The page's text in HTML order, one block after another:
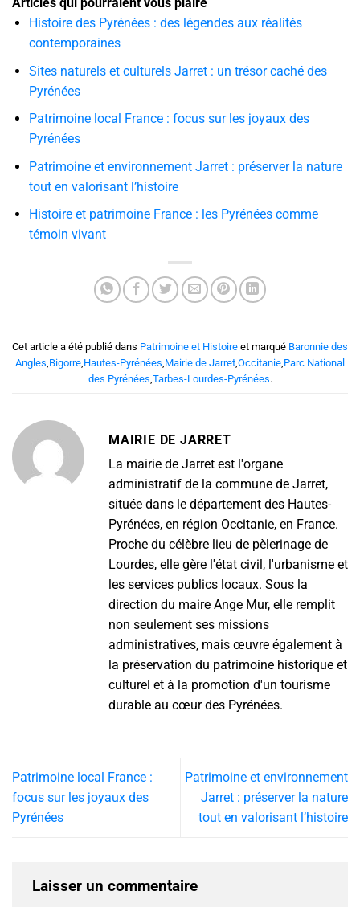
Histoire des Pyrénées : des légendes aux réalités
contemporaines
Sites naturels et culturels Jarret : un trésor caché des
Pyrénées
Patrimoine local France : focus sur les joyaux des
Pyrénées
Patrimoine et environnement Jarret : préserver la nature
tout en valorisant l’histoire
Histoire et patrimoine France : les Pyrénées comme
témoin vivant
Cet article a été publié dans Patrimoine et Histoire et marqué Baronnie des
Angles Bigorre Hautes-Pyrénées Mairie de Jarret Occitanie Parc National
des Pyrénées Tarbes-Lourdes-Pyrénées.
MAIRIE DE JARRET
La mairie de Jarret est l'organe
administratif de la commune de Jarret,
située dans le département des Hautes-
Pyrénées, en région Occitanie, en France.
Proche du célèbre lieu de pèlerinage de
Lourdes, elle gère l'état civil, l'urbanisme et
les services publics locaux. Sous la
direction du maire Ange Mur, elle remplit
non seulement ses missions
administratives, mais œuvre également à
la préservation du patrimoine historique et
culturel et à la promotion d'un tourisme
durable au cœur des Pyrénées.
Patrimoine local France :
focus sur les joyaux des
Pyrénées
Patrimoine et environnement
Jarret : préserver la nature
tout en valorisant l’histoire
Laisser un commentaire